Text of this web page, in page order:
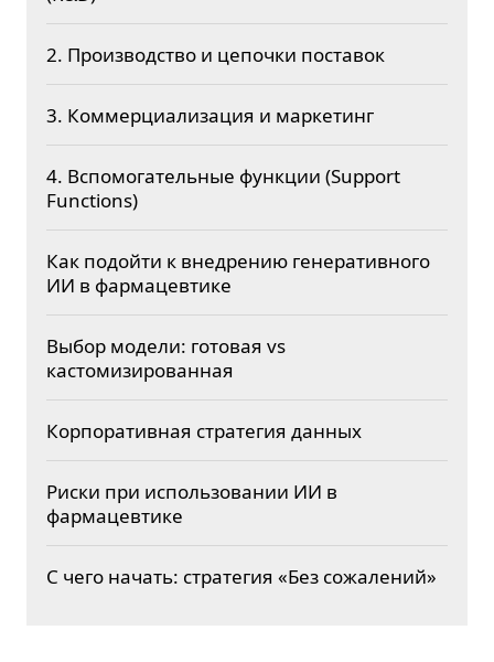
2. Производство и цепочки поставок
3. Коммерциализация и маркетинг
4. Вспомогательные функции (Support
Functions)
Как подойти к внедрению генеративного
ИИ в фармацевтике
Выбор модели: готовая vs
кастомизированная
Корпоративная стратегия данных
Риски при использовании ИИ в
фармацевтике
С чего начать: стратегия «Без сожалений»